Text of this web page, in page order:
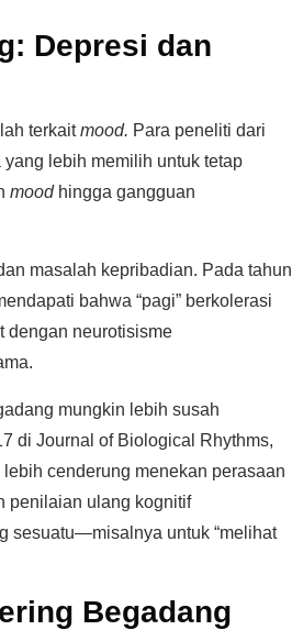
Depresi dan
terkaitmood. Para peneliti dari
lebih memilih untuk tetap
moodhingga gangguan
masalah kepribadian. Pada tahun
bahwa “pagi” berkolerasi
dengan neurotisisme
mungkin lebih susah
di Journal of Biological Rhythms,
cenderung menekan perasaan
penilaian ulang kognitif
sesuatu—misalnya untuk “melihat
Begadang